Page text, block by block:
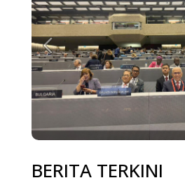
BERITA TERKINI